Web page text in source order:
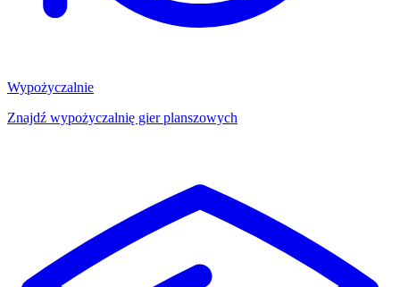
Wypożyczalnie
Znajdź wypożyczalnię gier planszowych